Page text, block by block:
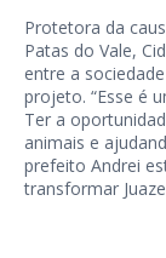
Protetora da
Patas do Vale,
entre a
projeto. “Esse é
Ter a
animais e
prefeito Andrei
transformar